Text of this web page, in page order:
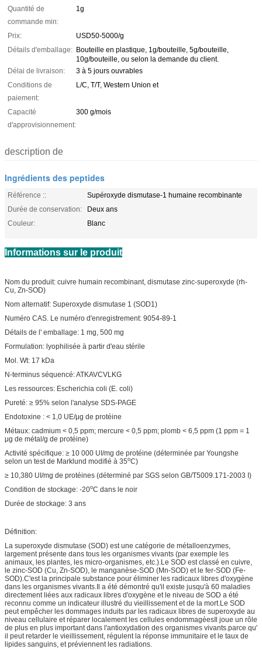
Quantité de
commande min:
1g
Prix:
USD50-5000/g
Détails d'emballage: Bouteille en plastique, 1g/bouteille, 5g/bouteille,
10g/bouteille, ou selon la demande du client.
Délai de livraison:
3 à 5 jours ouvrables
Conditions de
paiement:
L/C, T/T, Western Union et
Capacité
d'approvisionnement:
300 g/mois
description de
Ingrédients des peptides
Référence ::
Supéroxyde dismutase-1 humaine recombinante
Durée de conservation:
Deux ans
Couleur:
Blanc
Informations sur le produit
Nom du produit: cuivre humain recombinant, dismutase zinc-superoxyde (rh-
Cu, Zn-SOD)
Nom alternatif: Superoxyde dismutase 1 (SOD1)
Numéro CAS. Le numéro d'enregistrement: 9054-89-1
Détails de l' emballage: 1 mg, 500 mg
Formulation: lyophilisée à partir d'eau stérile
Mol. Wt: 17 kDa
N-terminus séquencé: ATKAVCVLKG
Les ressources: Escherichia coli (E. coli)
Pureté: ≥ 95% selon l'analyse SDS-PAGE
Endotoxine : < 1,0 UE/μg de protéine
Métaux: cadmium < 0,5 ppm; mercure < 0,5 ppm; plomb < 6,5 ppm (1 ppm = 1
μg de métal/g de protéine)
Activité spécifique: ≥ 10 000 UI/mg de protéine (déterminée par Youngshe
selon un test de Marklund modifié à 35oC)
≥ 10,380 UI/mg de protéines (déterminé par SGS selon GB/T5009.171-2003 I)
Condition de stockage: -20oC dans le noir
Durée de stockage: 3 ans
Définition:
La superoxyde dismutase (SOD) est une catégorie de métalloenzymes,
largement présente dans tous les organismes vivants (par exemple les
animaux, les plantes, les micro-organismes, etc.).Le SOD est classé en cuivre,
le zinc-SOD (Cu, Zn-SOD), le manganèse-SOD (Mn-SOD) et le fer-SOD (Fe-
SOD).C'est la principale substance pour éliminer les radicaux libres d'oxygène
dans les organismes vivants.Il a été démontré qu'il existe jusqu'à 60 maladies
directement liées aux radicaux libres d'oxygène et le niveau de SOD a été
reconnu comme un indicateur illustré du vieillissement et de la mort.Le SOD
peut empêcher les dommages induits par les radicaux libres de superoxyde au
niveau cellulaire et réparer localement les cellules endommagéesIl joue un rôle
de plus en plus important dans l'antioxydation des organismes vivants.parce qu'
il peut retarder le vieillissement, régulent la réponse immunitaire et le taux de
lipides sanguins, et préviennent les radiations.